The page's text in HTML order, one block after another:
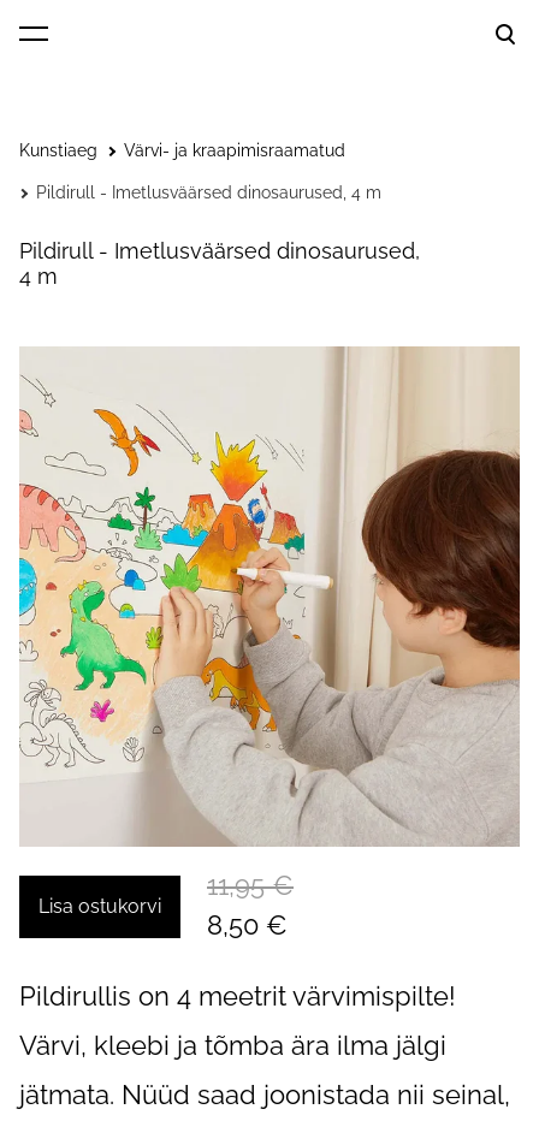
lisati ostukorvi.
Kunstiaeg Värvi- ja kraapimisraamatud
Pildirull - Imetlusväärsed dinosaurused, 4 m
Pildirull - Imetlusväärsed dinosaurused,
4 m
Lisa ostukorvi
11,95 €
8,50 €
Pildirullis on 4 meetrit värvimispilte!
Värvi, kleebi ja tõmba ära ilma jälgi
jätmata. Nüüd saad joonistada nii seinal,